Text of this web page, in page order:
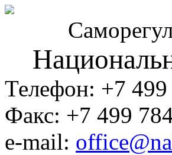
Телефон: +7
Факс: +7 499
e-mail: